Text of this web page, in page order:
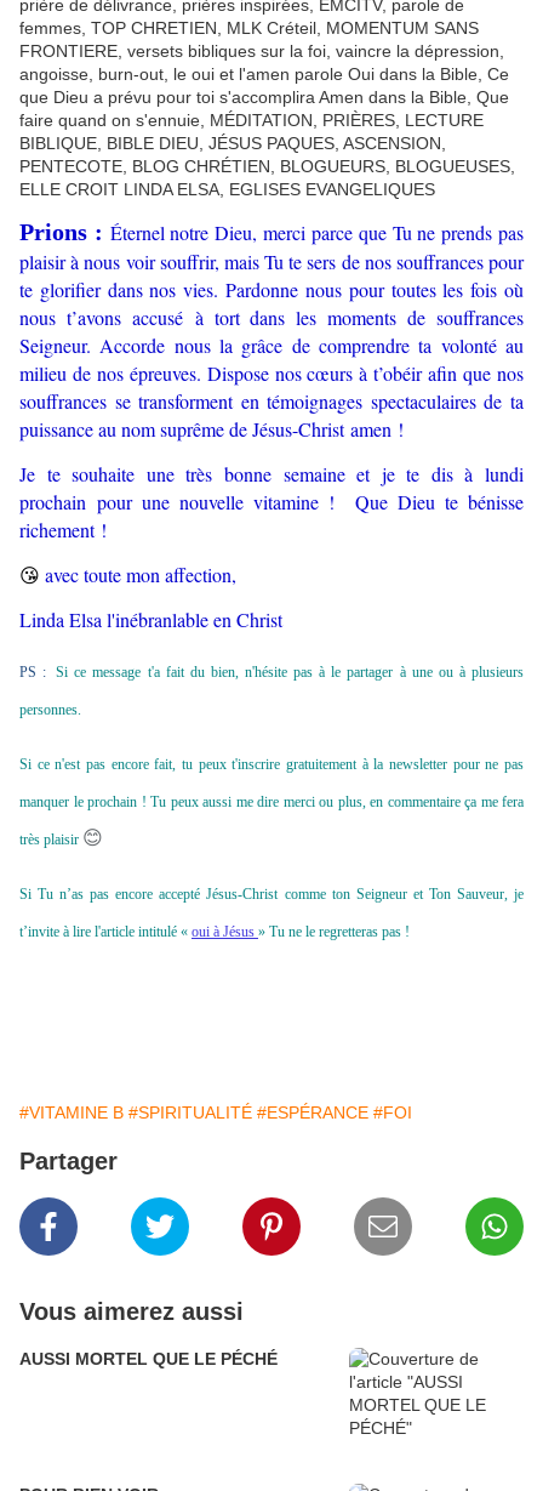
Prions : Éternel notre Dieu, merci parce que Tu ne prends pas
plaisir à nous voir souffrir, mais Tu te sers de nos souffrances pour
te glorifier dans nos vies. Pardonne nous pour toutes les fois où
nous t’avons accusé à tort dans les moments de souffrances
Seigneur. Accorde nous la grâce de comprendre ta volonté au
milieu de nos épreuves. Dispose nos cœurs à t’obéir afin que nos
souffrances se transforment en témoignages spectaculaires de ta
puissance au nom suprême de Jésus-Christ amen !
Je te souhaite une très bonne semaine et je te dis à lundi
prochain pour une nouvelle vitamine ! Que Dieu te bénisse
richement !
😘 avec toute mon affection,
Linda Elsa l'inébranlable en Christ
PS : Si ce message t'a fait du bien, n'hésite pas à le partager à une ou à plusieurs
personnes.
Si ce n'est pas encore fait, tu peux t'inscrire gratuitement à la newsletter pour ne pas
manquer le prochain ! Tu peux aussi me dire merci ou plus, en commentaire ça me fera
très plaisir 😊
Si Tu n’as pas encore accepté Jésus-Christ comme ton Seigneur et Ton Sauveur, je
t’invite à lire l'article intitulé « oui à Jésus » Tu ne le regretteras pas !
#VITAMINE B #SPIRITUALITÉ #ESPÉRANCE #FOI
Partager
Vous aimerez aussi
AUSSI MORTEL QUE LE PÉCHÉ